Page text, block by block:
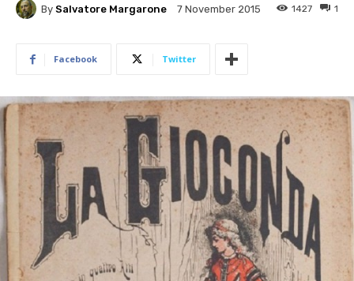
By Salvatore Margarone 7 November 2015 1
1427
Facebook Twitter